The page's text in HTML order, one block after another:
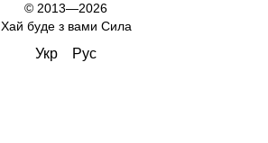
© 2013—2026
Хай буде з вами Сила
Укр Рус